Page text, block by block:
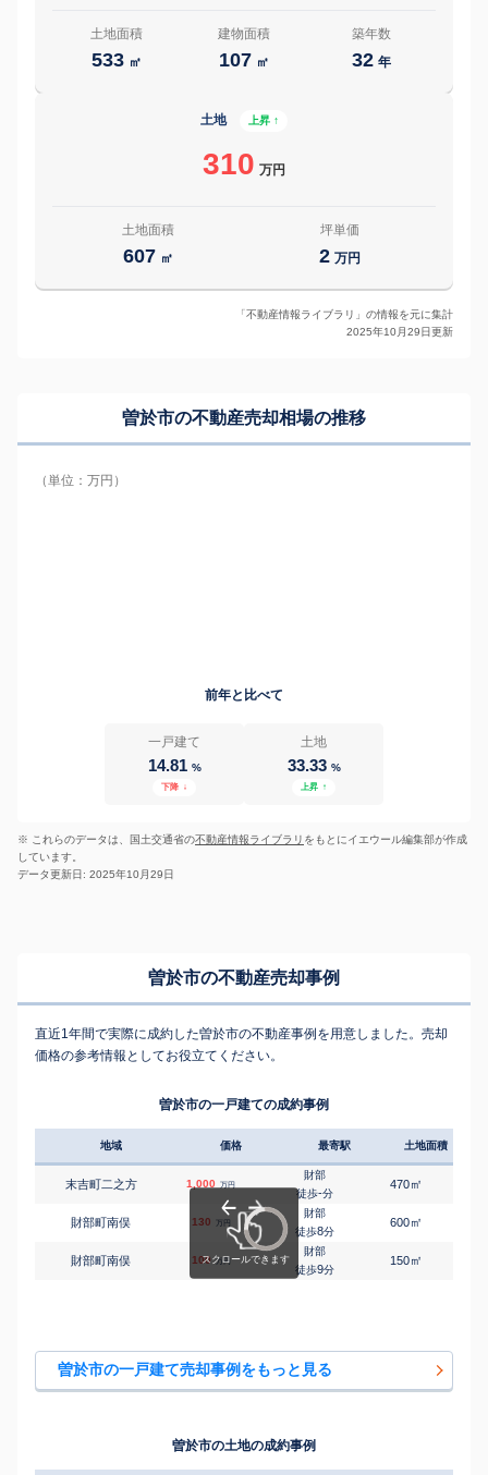
土地面積
533 ㎡
建物面積
107 ㎡
築年数
32 年
土地 上昇 ↑
310 万円
土地面積
607 ㎡
坪単価
2 万円
「不動産情報ライブラリ」の情報を元に集計
2025年10月29日更新
曽於市の不動産売却相場の推移
（単位：万円）
前年と比べて
一戸建て
14.81 %
下降 ↓
土地
33.33 %
上昇 ↑
※ これらのデータは、国土交通省の不動産情報ライブラリ をもとにイエウール編集部が作成
しています。
データ更新日: 2025年10月29日
曽於市の不動産売却事例
直近1年間で実際に成約した曽於市の不動産事例を用意しました。売却
価格の参考情報としてお役立てください。
曽於市の一戸建ての成約事例
地域 価格 最寄駅 土地面積
末吉町二之方 1,000 万円
財部
徒歩-分
470㎡
財部町南俣 130 万円
財部
徒歩8分
600㎡
財部町南俣 100 万円
財部
徒歩9分
150㎡
曽於市の一戸建て売却事例をもっと見る
曽於市の土地の成約事例